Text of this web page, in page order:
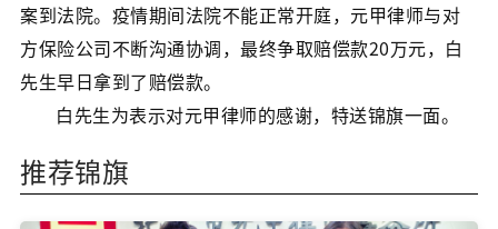
案到法院。疫情期间法院不能正常开庭，元甲律师与对
方保险公司不断沟通协调，最终争取赔偿款20万元，白
先生早日拿到了赔偿款。
白先生为表示对元甲律师的感谢，特送锦旗一面。
推荐锦旗